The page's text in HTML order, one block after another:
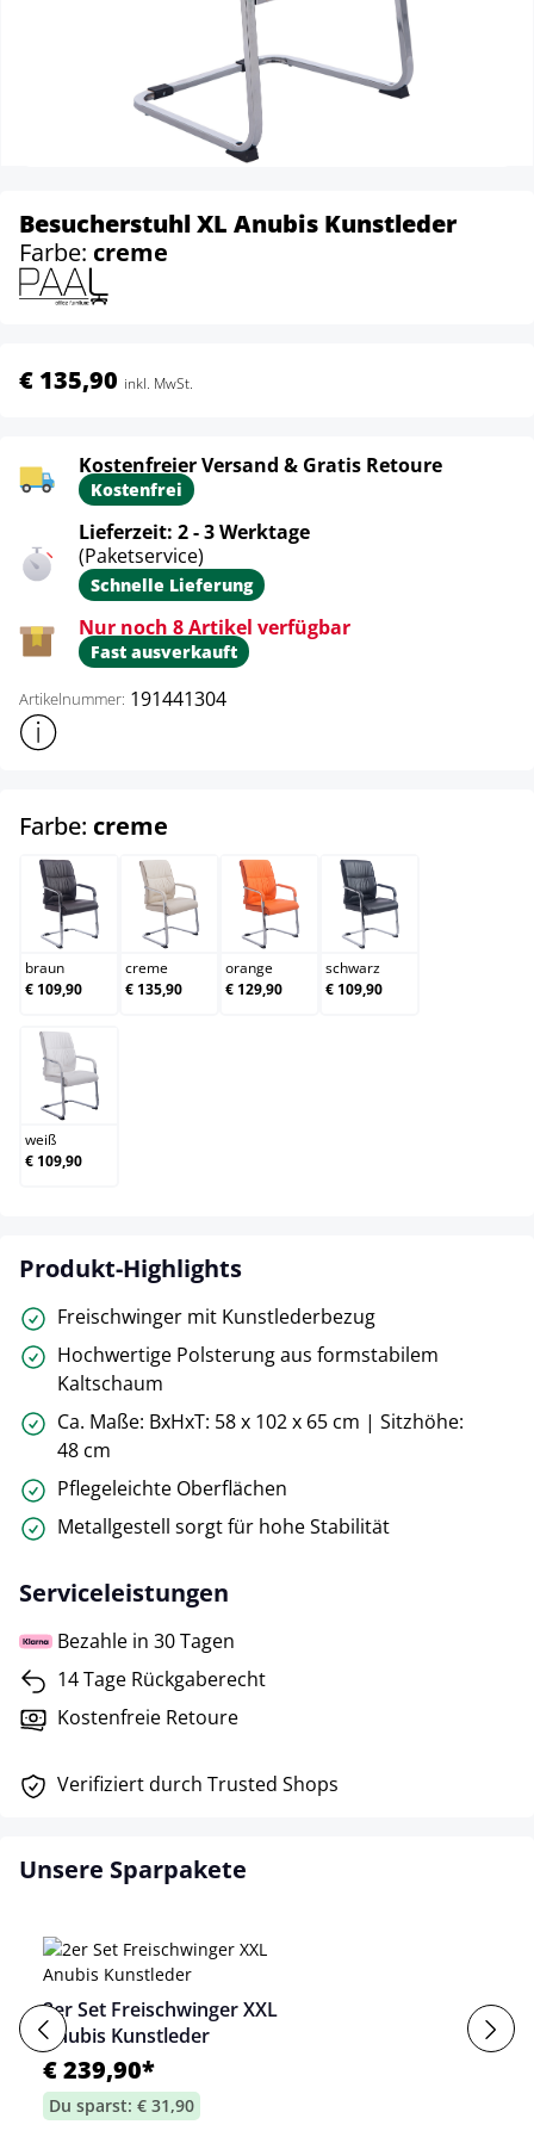
Besucherstuhl XL Anubis Kunstleder
Farbe: creme
€ 135,90 inkl. MwSt.
Kostenfreier Versand & Gratis Retoure
Kostenfrei
Lieferzeit: 2 - 3 Werktage
(Paketservice)
Schnelle Lieferung
Nur noch 8 Artikel verfügbar
Fast ausverkauft
Artikelnummer: 191441304
Weitere Produktinformationen anzeigen
Farbe: creme
braun
braun
€ 109,90
creme
creme
€ 135,90
orange
orange
€ 129,90
schwarz
schwarz
€ 109,90
weiß
weiß
€ 109,90
Produkt-Highlights
Freischwinger mit Kunstlederbezug
Hochwertige Polsterung aus formstabilem
Kaltschaum
Ca. Maße: BxHxT: 58 x 102 x 65 cm | Sitzhöhe:
48 cm
Pflegeleichte Oberflächen
Metallgestell sorgt für hohe Stabilität
Serviceleistungen
Bezahle in 30 Tagen
14 Tage Rückgaberecht
Kostenfreie Retoure
Verifiziert durch Trusted Shops
Unsere Sparpakete
2er Set Freischwinger XXL
Anubis Kunstleder
€ 239,90*
Du sparst: € 31,90